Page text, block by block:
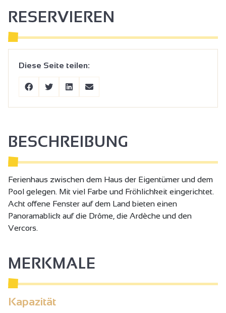
RESERVIEREN
Diese Seite teilen:
BESCHREIBUNG
Ferienhaus zwischen dem Haus der Eigentümer und dem
Pool gelegen. Mit viel Farbe und Fröhlichkeit eingerichtet.
Acht offene Fenster auf dem Land bieten einen
Panoramablick auf die Drôme, die Ardèche und den
Vercors.
MERKMALE
Kapazität